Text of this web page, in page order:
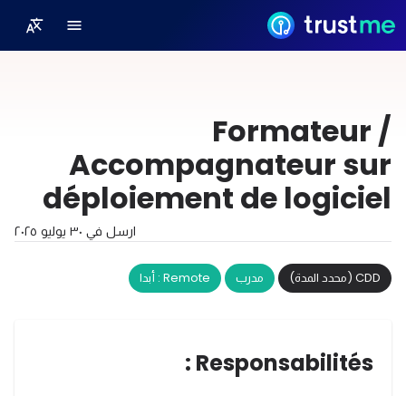
Formateur /
Accompagnateur sur
déploiement de logiciel
ارسل في ٣٠ يوليو ٢٠٢٥
CDD (محدد المدة) مدرب Remote : أبدا
Responsabilités :